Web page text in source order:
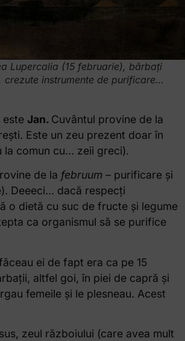
Lupercalia (15 februarie), bărbați
instrumente de purificare…
este Jan. Cuvântul provine de la
Este un zeu prezent doar în
la comun cu… zeii greci).
de la februum– purificare și
Deeeci… dacă respecți
o dietă cu suc de fructe și legume
ca organismul să se purifice
ei de fapt era ca pe 15
altfel goi, în piei de capră și
femeile și le plesneau. Acest
zeul războiului (care avea mult